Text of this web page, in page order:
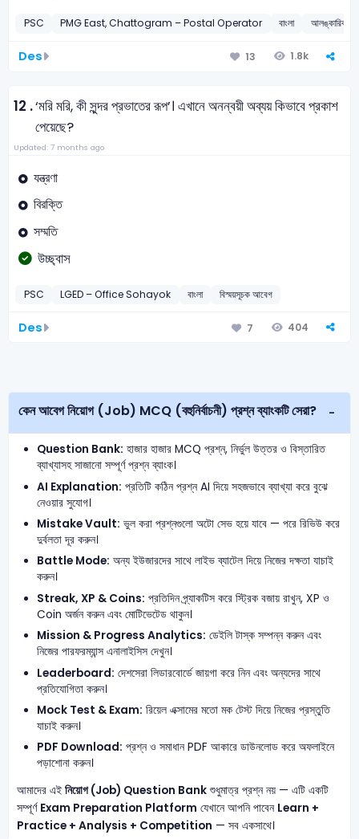
PSC PMG East, Chattogram – Postal Operator বাংলা আলঙ্কারিক
Des 13 1.8k
12 .‘মরি মরি, কী সুন্দর প্রভাতের রূপ’। এখানে অনন্বয়ী অব্যয় কিভাবে প্রকাশ
পেয়েছে?
Updated: 7 months ago
যন্ত্রণা
বিরক্তি
সম্মতি
উচ্ছ্বাস
PSC LGED – Office Sohayok বাংলা বিস্ময়সূচক আবেগ
Des 7 404
কেন আবেগ নিয়োগ (Job) MCQ (বহুনির্বাচনী) প্রশ্ন ব্যাংকটি সেরা?
Question Bank: হাজার হাজার MCQ প্রশ্ন, নির্ভুল উত্তর ও বিস্তারিত
ব্যাখ্যাসহ সাজানো সম্পূর্ণ প্রশ্ন ব্যাংক।
AI Explanation: প্রতিটি কঠিন প্রশ্ন AI দিয়ে সহজভাবে ব্যাখ্যা করে বুঝে
নেওয়ার সুযোগ।
Mistake Vault: ভুল করা প্রশ্নগুলো অটো সেভ হয়ে যাবে — পরে রিভিউ করে
দুর্বলতা দূর করুন।
Battle Mode: অন্য ইউজারদের সাথে লাইভ ব্যাটেল দিয়ে নিজের দক্ষতা যাচাই
করুন।
Streak, XP & Coins: প্রতিদিন প্র্যাকটিস করে স্ট্রিক বজায় রাখুন, XP ও
Coin অর্জন করুন এবং মোটিভেটেড থাকুন।
Mission & Progress Analytics: ডেইলি টাস্ক সম্পন্ন করুন এবং
নিজের পারফরম্যান্স এনালাইসিস দেখুন।
Leaderboard: দেশসেরা লিডারবোর্ডে জায়গা করে নিন এবং অন্যদের সাথে
প্রতিযোগিতা করুন।
Mock Test & Exam: রিয়েল এক্সামের মতো মক টেস্ট দিয়ে নিজের প্রস্তুতি
যাচাই করুন।
PDF Download: প্রশ্ন ও সমাধান PDF আকারে ডাউনলোড করে অফলাইনে
পড়াশোনা করুন।
আমাদের এই নিয়োগ (Job) Question Bankশুধুমাত্র প্রশ্ন নয় — এটি একটি
সম্পূর্ণ Exam Preparation Platform যেখানে আপনি পাবেন Learn +
Practice + Analysis + Competition — সব একসাথে।